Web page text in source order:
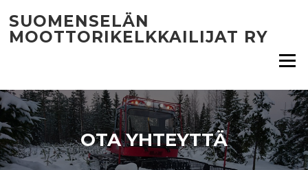
suoraan
sisältöön
SUOMENSELÄN
MOOTTORIKELKKAILIJAT RY
Valikko
OTA YHTEYTTÄ